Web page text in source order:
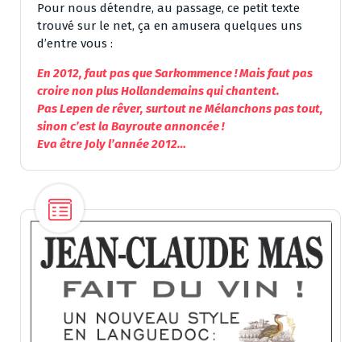
Pour nous détendre, au passage, ce petit texte
trouvé sur le net, ça en amusera quelques uns
d’entre vous :
En 2012, faut pas que Sarkommence ! Mais faut pas
croire non plus Hollandemains qui chantent.
Pas Lepen de rêver, surtout ne Mélanchons pas tout,
sinon c’est la Bayroute annoncée !
Eva être Joly l’année 2012…